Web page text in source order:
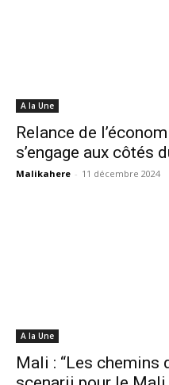
A la Une
Relance de
s’engage aux côtés
Malikahere - 11 décembre 2024
A la Une
Mali : “Les chemins